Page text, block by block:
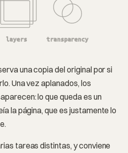
layers transparency
una copia del original por si
Una vez aplanados, los
lo que queda es un
la página, que es justamente lo
tareas distintas, y conviene